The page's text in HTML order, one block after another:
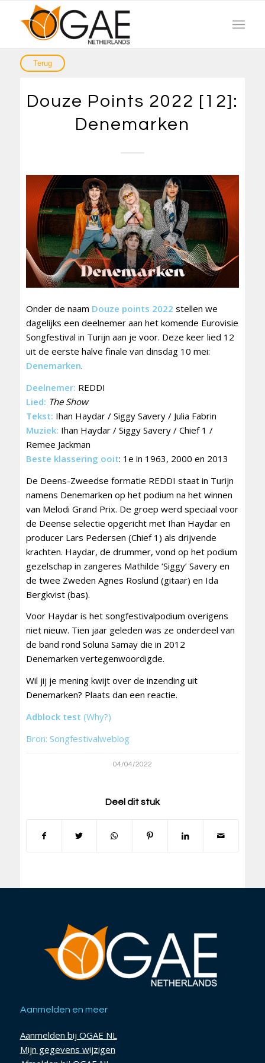
Douze Points 2022 [12]:
Denemarken
Onder de naam Douze points 2022 stellen we
dagelijks een deelnemer aan het komende Eurovisie
Songfestival in Turijn aan je voor. Deze keer lied 12
uit de eerste halve finale van dinsdag 10 mei:
Denemarken.
Deelnemer: REDDI
Lied: The Show
Tekst: Ihan Haydar / Siggy Savery / Julia Fabrin
Muziek: Ihan Haydar / Siggy Savery / Chief 1 /
Remee Jackman
Beste klassering ooit: 1e in 1963, 2000 en 2013
De Deens-Zweedse formatie REDDI staat in Turijn
namens Denemarken op het podium na het winnen
van Melodi Grand Prix. De groep werd speciaal voor
de Deense selectie opgericht met Ihan Haydar en
producer Lars Pedersen (Chief 1) als drijvende
krachten. Haydar, de drummer, vond op het podium
gezelschap in zangeres Mathilde ‘Siggy’ Savery en
de twee Zweden Agnes Roslund (gitaar) en Ida
Bergkvist (bas).
Voor Haydar is het songfestivalpodium overigens
niet nieuw. Tien jaar geleden was ze onderdeel van
de band rond Soluna Samay die in 2012
Denemarken vertegenwoordigde.
Wil jij je mening kwijt over de inzending uit
Denemarken? Plaats dan een reactie.
Adblock test (Why?)
Bron: Songfestivalweblog
04/04/2022
Deel dit stuk
Aanmelden en meer
Aanmelden bij OGAE NL
Mijn gegevens wijzigen